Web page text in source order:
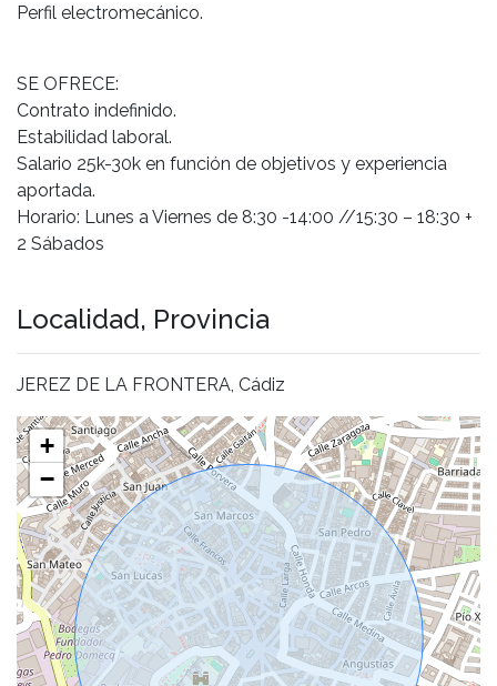
Perfil electromecánico.
SE OFRECE:
Contrato indefinido.
Estabilidad laboral.
Salario 25k-30k en función de objetivos y experiencia
aportada.
Horario: Lunes a Viernes de 8:30 -14:00 //15:30 – 18:30 +
2 Sábados
Localidad, Provincia
JEREZ DE LA FRONTERA, Cádiz
+
−